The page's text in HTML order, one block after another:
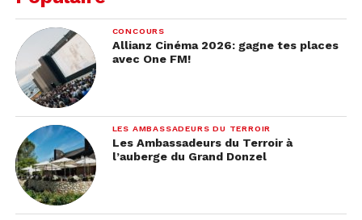
CONCOURS
Allianz Cinéma 2026: gagne tes places
avec One FM!
LES AMBASSADEURS DU TERROIR
Les Ambassadeurs du Terroir à
l’auberge du Grand Donzel